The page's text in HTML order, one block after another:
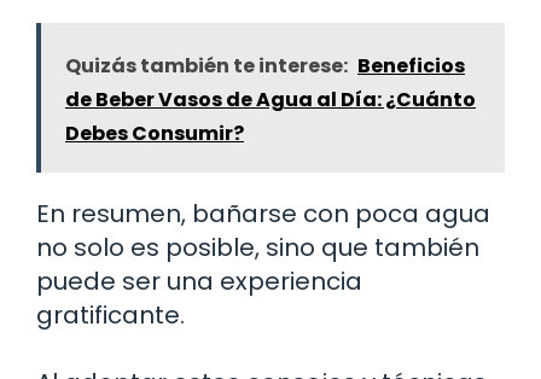
Quizás también te interese: Beneficios
de Beber Vasos de Agua al Día: ¿Cuánto
Debes Consumir?
En resumen, bañarse con poca agua
no solo es posible, sino que también
puede ser una experiencia
gratificante.